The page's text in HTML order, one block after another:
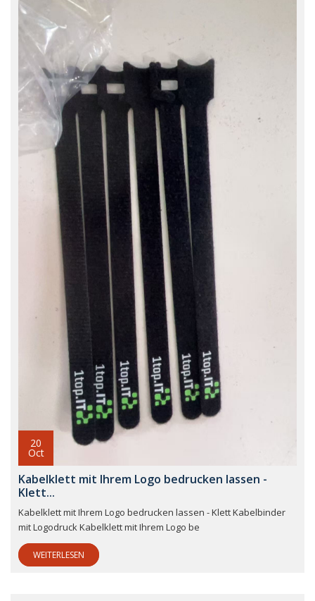
20
Oct
Kabelklett mit Ihrem Logo bedrucken lassen -
Klett...
Kabelklett mit Ihrem Logo bedrucken lassen - Klett Kabelbinder
mit Logodruck Kabelklett mit Ihrem Logo be
WEITERLESEN